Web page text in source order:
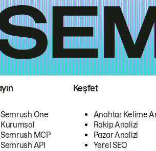
Semrush One
Kurumsal
Semrush MCP
Semrush API
Keşfet
Anahtar Kelime
Rakip Analizi
Pazar Analizi
Yerel SEO